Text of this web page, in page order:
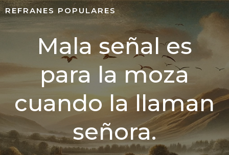
REFRANES POPULARES
Mala señal es
para la moza
cuando la llaman
señora.